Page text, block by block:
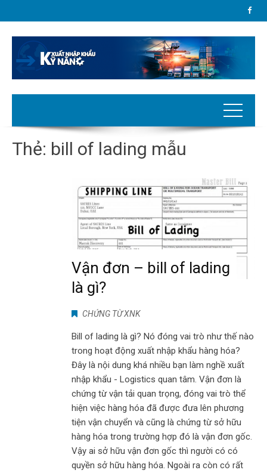
Thẻ: bill of lading mẫu
Vận đơn – bill of lading
là gì?
CHỨNG TỪ XNK
Bill of lading là gì? Nó đóng vai trò như thế nào
trong hoạt động xuất nhập khẩu hàng hóa?
Đây là nội dung khá nhiều bạn làm nghề xuất
nhập khẩu - Logistics quan tâm. Vận đơn là
chứng từ vận tải quan trọng, đóng vai trò thể
hiện việc hàng hóa đã được đưa lên phương
tiện vận chuyển và cũng là chứng từ sở hữu
hàng hóa trong trường hợp đó là vận đơn gốc.
Vậy ai sở hữu vận đơn gốc thì người có có
quyền sở hữu hàng hóa. Ngoài ra còn có rất